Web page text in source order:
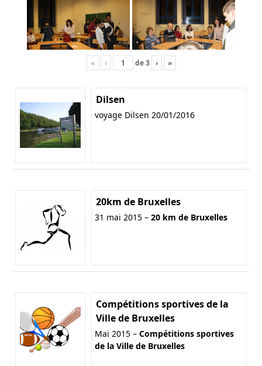
« ‹ de3 › »
Dilsen
voyage Dilsen 20/01/2016
20km de Bruxelles
31 mai 2015 – 20 km de Bruxelles
Compétitions sportives de la
Ville de Bruxelles
Mai 2015 – Compétitions sportives
de la Ville de Bruxelles